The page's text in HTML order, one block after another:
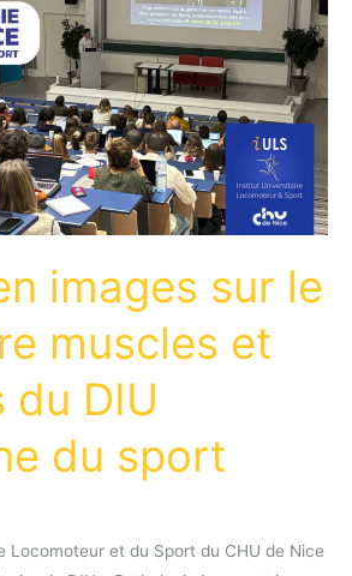
images sur le
muscles et
du DIU
du sport
Locomoteur et du Sport du CHU de Nice